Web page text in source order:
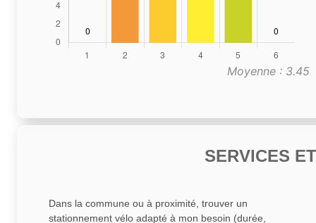
Moyenne : 3.45
SERVICES
Dans la commune ou à proximité, trouver un
stationnement vélo adapté à mon besoin (durée,